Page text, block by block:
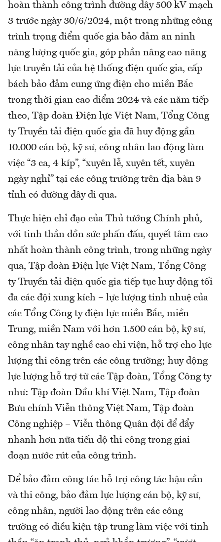
hoàn thành công trình đường dây 500 kV mạch
3 trước ngày 30/6/2024, một trong những công
trình trọng điểm quốc gia bảo đảm an ninh
năng lượng quốc gia, góp phần nâng cao năng
lực truyền tải của hệ thống điện quốc gia, cấp
bách bảo đảm cung ứng điện cho miền Bắc
trong thời gian cao điểm 2024 và các năm tiếp
theo, Tập đoàn Điện lực Việt Nam, Tổng Công
ty Truyền tải điện quốc gia đã huy động gần
10.000 cán bộ, kỹ sư, công nhân lao động làm
việc “3 ca, 4 kíp”, “xuyên lễ, xuyên tết, xuyên
ngày nghỉ” tại các công trường trên địa bàn 9
tỉnh có đường dây đi qua.
Thực hiện chỉ đạo của Thủ tướng Chính phủ,
với tinh thần dồn sức phấn đấu, quyết tâm cao
nhất hoàn thành công trình, trong những ngày
qua, Tập đoàn Điện lực Việt Nam, Tổng Công
ty Truyền tải điện quốc gia tiếp tục huy động tối
đa các đội xung kích – lực lượng tinh nhuệ của
các Tổng Công ty điện lực miền Bắc, miền
Trung, miền Nam với hơn 1.500 cán bộ, kỹ sư,
công nhân tay nghề cao chi viện, hỗ trợ cho lực
lượng thi công trên các công trường; huy động
lực lượng hỗ trợ từ các Tập đoàn, Tổng Công ty
như: Tập đoàn Dầu khí Việt Nam, Tập đoàn
Bưu chính Viễn thông Việt Nam, Tập đoàn
Công nghiệp – Viễn thông Quân đội để đẩy
nhanh hơn nữa tiến độ thi công trong giai
đoạn nước rút của công trình.
Để bảo đảm công tác hỗ trợ công tác hậu cần
và thi công, bảo đảm lực lượng cán bộ, kỹ sư,
công nhân, người lao động trên các công
trường có điều kiện tập trung làm việc với tinh